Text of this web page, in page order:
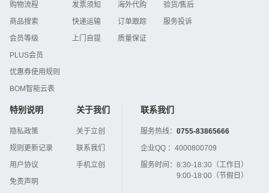
购物流程
商品搜索
会员等级
PLUS会员
优惠券使用规则
BOM智能云表
发票须知
快递运输
上门自提
海外代购
订单跟踪
质量保证
验货/售后
服务投诉
特别说明
隐私政策
规则更新记录
用户协议
免责声明
关于我们
关于立创
联系我们
手机立创
联系我们
服务热线： 0755-83865666
企业QQ ： 4000800709
服务时间： 8:30-18:30（工作日）
9:00-18:00（节假日）